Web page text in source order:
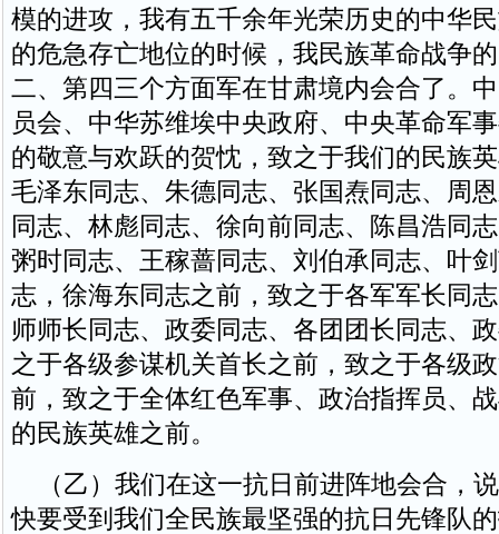
模的进攻，我有五千余年光荣历史的中华
的危急存亡地位的时候，我民族革命战争
二、第四三个方面军在甘肃境内会合了。
员会、中华苏维埃中央政府、中央革命军
的敬意与欢跃的贺忱，致之于我们的民族
毛泽东同志、朱德同志、张国焘同志、周
同志、林彪同志、徐向前同志、陈昌浩同
粥时同志、王稼蔷同志、刘伯承同志、叶
志，徐海东同志之前，致之于各军军长同
师师长同志、政委同志、各团团长同志、
之于各级参谋机关首长之前，致之于各级
前，致之于全体红色军事、政治指挥员、
的民族英雄之前。
（乙）我们在这一抗日前进阵地会合，
快要受到我们全民族最坚强的抗日先锋队